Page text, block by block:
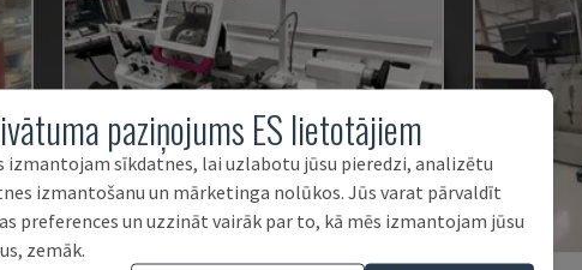
paziņojums ES lietotājiem
izmantojam sīkdatnes, lai uzlabotu jūsu pieredzi, analizētu
izmantošanu un mārketinga nolūkos. Jūs varat pārvaldīt
preferences un uzzināt vairāk par to, kā mēs izmantojam jūsu
zemāk.